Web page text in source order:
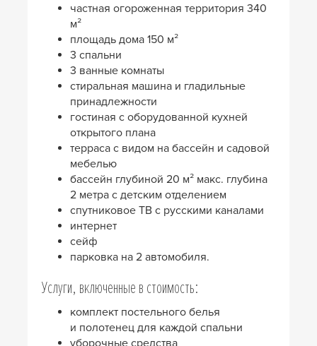
частная огороженная территория 340
м²
площадь дома 150 м²
3 спальни
3 ванные комнаты
стиральная машина и гладильные
принадлежности
гостиная с оборудованной кухней
открытого плана
терраса с видом на бассейн и садовой
мебелью
бассейн глубиной 20 м² макс. глубина
2 метра с детским отделением
спутниковое ТВ с русскими каналами
интернет
сейф
парковка на 2 автомобиля.
Услуги, включенные в стоимость:
комплект постельного белья
и полотенец для каждой спальни
уборочные средства